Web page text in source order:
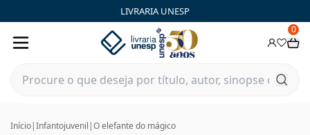
LIVRARIA UNESP
0
Início|Infantojuvenil |O elefante do mágico